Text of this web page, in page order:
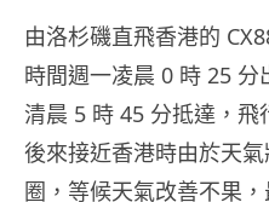
由洛杉磯直飛香港的
時間週一凌晨 0 時 25 分
清晨 5 時 45 分抵達，
後來接近香港時由於天
圈，等候天氣改善不果